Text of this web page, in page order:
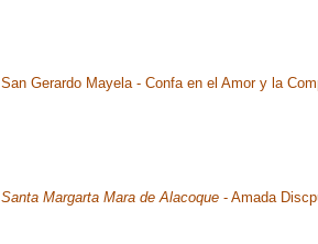
San Gerardo Mayela - Confa en el Amor y la
Santa Margarta Mara de Alacoque - Amada